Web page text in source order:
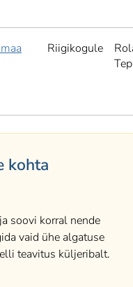
Riigikogule
kohta
soovi korral nende
vaid ühe algatuse
teavitus küljeribalt.